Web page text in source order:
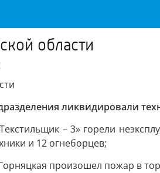
области
ликвидировали
– 3» горели
и 12 огнеборцев;
произошел пожар в